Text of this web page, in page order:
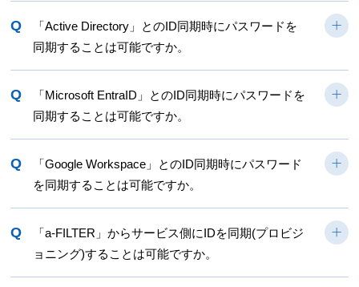
Q
「Active Directory」とのID同期時にパスワードを
同期することは可能ですか。
Q
「Microsoft EntraID」とのID同期時にパスワードを
同期することは可能ですか。
Q
「Google Workspace」とのID同期時にパスワード
を同期することは可能ですか。
Q
「a-FILTER」からサービス側にIDを同期(プロビジ
ョニング)することは可能ですか。